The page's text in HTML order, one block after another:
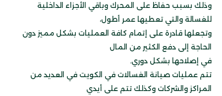
وذلك بسبب حفاظ على المحرك وباقي الأجزاء الداخلية
للغسالة والتي تعطيها عمر أطول،
وتجعلها قادرة على إتمام كافة العمليات بشكل مميز دون
الحاجة إلى دفع الكثير من المال
في إصلاحها بشكل دوري.
تتم عمليات صيانة الغسالات في الكويت في العديد من
المراكز والشركات وكذلك تتم على أيدي